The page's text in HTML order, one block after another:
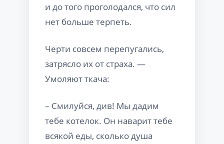
и до того проголодался, что сил
нет больше терпеть.
Черти совсем перепугались,
затрясло их от страха. —
Умоляют ткача:
– Смилуйся, див! Мы дадим
тебе котелок. Он наварит тебе
всякой еды, сколько душа